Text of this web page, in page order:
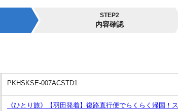
STEP2
内容確認
PKHSKSE-007ACSTD1
《ひとり旅》【羽田発着】復路直行便でらくらく帰国！